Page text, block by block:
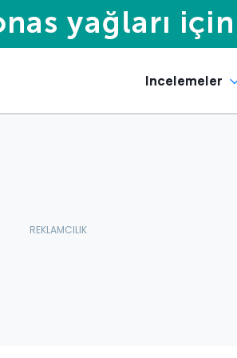
Incelemeler